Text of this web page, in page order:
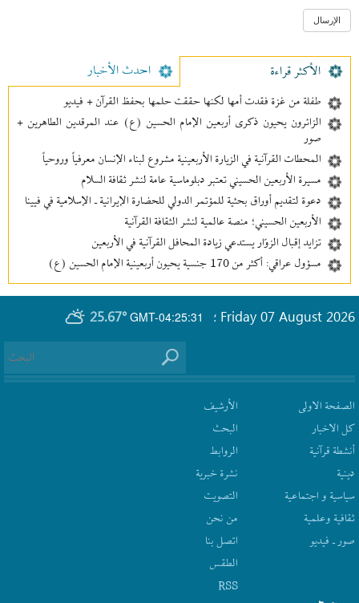
الأکثر قراءة احدث الأخبار
طفلة من غزة فقدت أمها لكنها حققت حلمها بحفظ القرآن + فيديو
الزائرون يحيون ذكرى أربعين الإمام الحسين (ع) عند المرقدين الطاهرين +
صور
المحطات القرآنية في الزيارة الأربعينية مشروع لبناء الإنسان معرفیاً وروحياً
مسيرة الأربعين الحسيني تعتبر دبلوماسية عامة لنشر ثقافة السلام
دعوة لتقديم أوراق بحثية للمؤتمر الدولي للحضارة الإيرانية ـ الإسلامية في فيينا
الأربعين الحسيني؛ منصة عالمية لنشر الثقافة القرآنية
تزايد إقبال الزوّار يستدعي زيادة المحافل القرآنية في الأربعين
مسؤول عراقي: أكثر من 170 جنسية يحيون أربعينية الإمام الحسين (ع)
GMT-04:25:31
25.67° Friday 07 August 2026 ؛
الصفحة الاولى
كل الاخبار
أنشطة قرآنیة
دينية
سیاسیة و اجتماعیة
ثقافیة وعلمیة
صور ـ فيديو
الأرشیف
البحث
الروابط
نشرة‌ خبریة
التصويت
من نحن
اتصل بنا
الطقس
RSS